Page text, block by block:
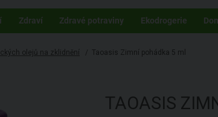
Zdraví Zdravé potraviny Ekodrogerie
olejů na zklidnění / Taoasis Zimní pohádka 5 ml
TAOASIS